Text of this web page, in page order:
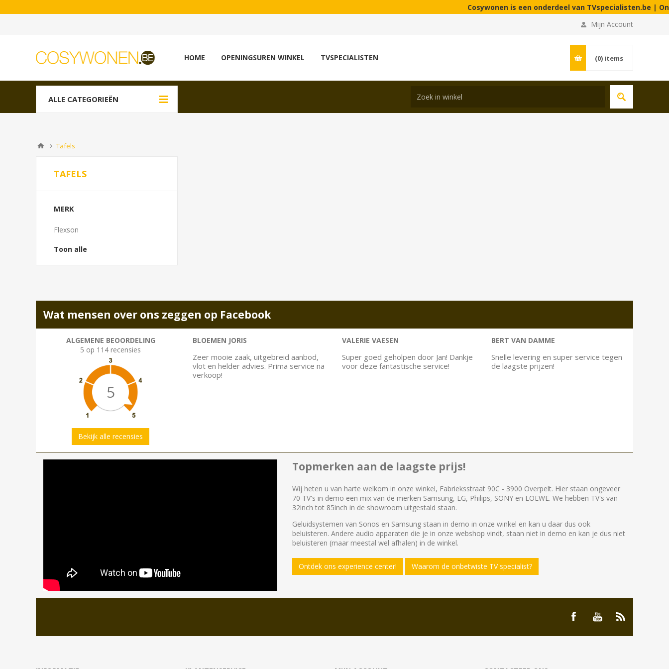
Cosywonen is een onderdeel van TVspecialisten.be |
Mijn Account
HOME OPENINGSUREN WINKEL TVSPECIALISTEN (0) items
ALLE CATEGORIEËN
Tafels
TAFELS
MERK
Flexson
Toon alle
Wat mensen over ons zeggen op Facebook
ALGEMENE BEOORDELING
5 op 114 recensies
5
Bekijk alle recensies
BLOEMEN JORIS
Zeer mooie zaak, uitgebreid aanbod,
vlot en helder advies. Prima service na
verkoop!
VALERIE VAESEN
Super goed geholpen door Jan! Dankje
voor deze fantastische service!
BERT VAN DAMME
Snelle levering en super service tegen
de laagste prijzen!
Topmerken aan de laagste prijs!
Wij heten u van harte welkom in onze winkel, Fabrieksstraat 90C - 3900 Overpelt. Hier staan ongeveer
70 TV's in demo een mix van de merken Samsung, LG, Philips, SONY en LOEWE. We hebben TV's van
32inch tot 85inch in de showroom uitgestald staan.
Geluidsystemen van Sonos en Samsung staan in demo in onze winkel en kan u daar dus ook
beluisteren. Andere audio apparaten die je in onze webshop vindt, staan niet in demo en kan je dus niet
beluisteren (maar meestal wel afhalen) in de winkel.
Ontdek ons experience center! Waarom de onbetwiste TV specialist?